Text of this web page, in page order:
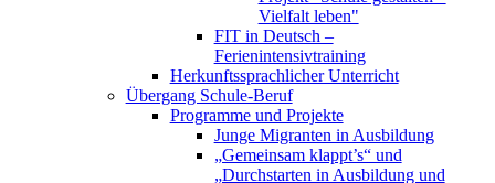
Vielfalt leben"
FIT in Deutsch –
Ferienintensivtraining
Herkunftssprachlicher Unterricht
Übergang Schule-Beruf
Programme und Projekte
Junge Migranten in Ausbildung
„Gemeinsam klappt’s“ und
„Durchstarten in Ausbildung und